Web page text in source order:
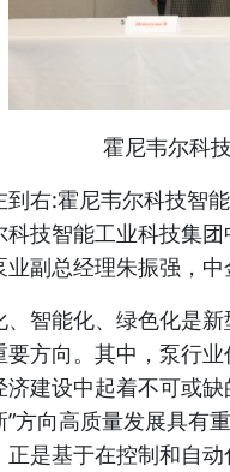
霍尼韦尔科
到右:霍尼韦尔科技智
科技智能工业科技集
业副总经理朱振强，
、智能化、绿色化是
要方向。其中，泵行
济建设中起着不可或
”方向高质量发展具有
正是基于在控制和自